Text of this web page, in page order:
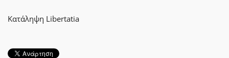
Κατάληψη Libertatia